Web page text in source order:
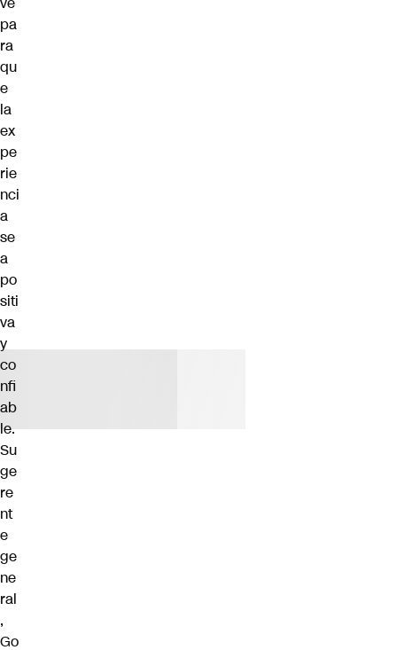
pa
ra
qu
e
la
ex
pe
rie
nci
a
se
a
po
siti
va
y
co
nfi
ab
le.
Su
ge
re
nt
e
ge
ne
ral
,
Go